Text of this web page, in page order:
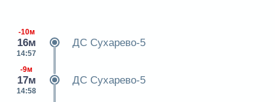
-10м
16м
14:57
ДС Сухарево-5
-9м
17м
14:58
ДС Сухарево-5